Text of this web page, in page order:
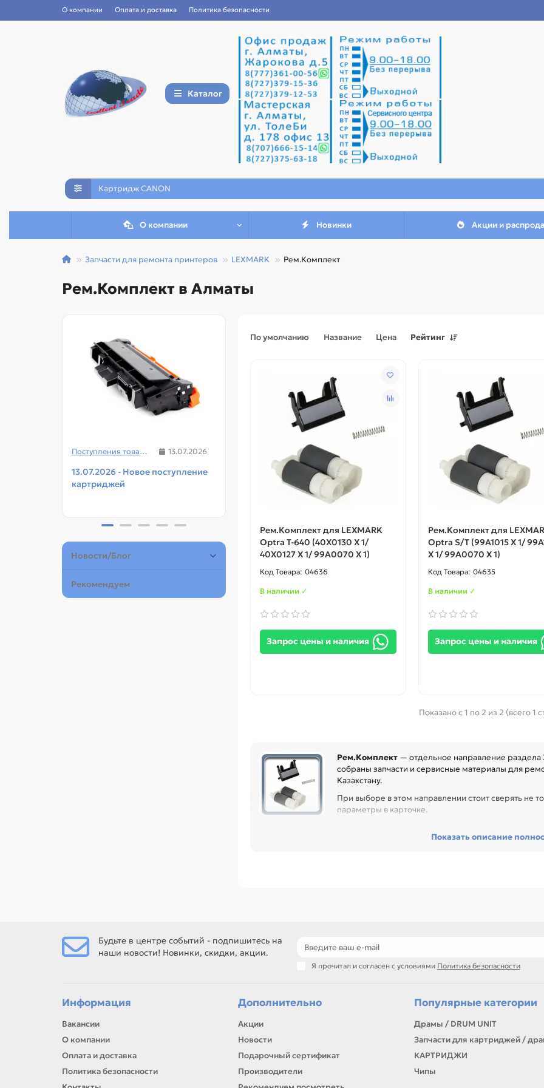
О компании Оплата и доставка Политика безопасности
Каталог
О компании Новинки Акции и
Запчасти для ремонта принтеров LEXMARK Рем.Комплект
Рем.Комплект в Алматы
Поступления товаров 13.07.2026
13.07.2026 - Новое поступление
картриджей
08.07.2026 - Новое поступление
чипов для картриджей и
Поступления товаров
23.06.2026 - Новое
запчастей для картриджей и
принтеров, картриджи
Новости/Блог
Рекомендуем
По умолчанию Название Цена Рейтинг
Рем.Комплект для LEXMARK
Optra T-640 (40X0130 Х 1/
40X0127 Х 1/ 99A0070 Х 1)
04636
В наличии ✓
Запрос цены и наличия
Рем.Комплект для
Optra S/T (99A1015 Х 1/
Х 1/ 99A0070 Х 1)
04635
В наличии ✓
Запрос цены и наличия
Показано с 1 по 2 из 2 (всего 1
Рем.Комплект — отдельное направление раздела
собраны запчасти и сервисные материалы для
Казахстану.
При выборе в этом направлении стоит сверять не
параметры в карточке.
восстановить технику и сократить простой оборудования, особенно
детали для ремонта и профилактики
материалы для сервисных центров и офисов
самовывоз и доставка по Алматы, отправка по Казахстану
ремонта, заправки, печати или пополнения складского запаса.
Показать описание
Будьте в центре событий - подпишитесь на
наши новости! Новинки, скидки, акции.
Я прочитал и согласен с условиями Политика безопасности
Информация
Вакансии
О компании
Оплата и доставка
Политика безопасности
Дополнительно
Акции
Новости
Подарочный сертификат
Производители
Популярные категории
Драмы / DRUM UNIT
Запчасти для картриджей /
КАРТРИДЖИ
Чипы